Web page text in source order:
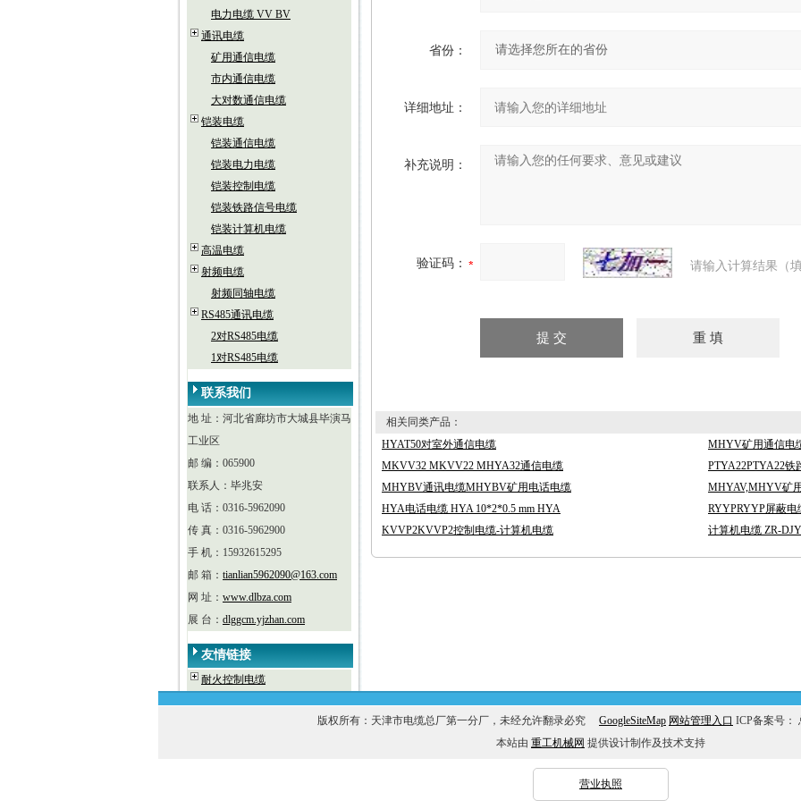
电力电缆 VV BV
通讯电缆
矿用通信电缆
市内通信电缆
大对数通信电缆
铠装电缆
铠装通信电缆
铠装电力电缆
铠装控制电缆
铠装铁路信号电缆
铠装计算机电缆
高温电缆
射频电缆
射频同轴电缆
RS485通讯电缆
2对RS485电缆
1对RS485电缆
联系我们
地 址：河北省廊坊市大城县毕演马
工业区
邮 编：065900
联系人：毕兆安
电 话：0316-5962090
传 真：0316-5962900
手 机：15932615295
邮 箱： tianlian5962090@163.com
网 址： www.dlbza.com
展 台： dlggcm.yjzhan.com
友情链接
耐火控制电缆
省份：
详细地址：
补充说明：
验证码： 请输入计算结果（
相关同类产品：
HYAT50对室外通信电缆
MHYV矿用通信电
MKVV32 MKVV22 MHYA32通信电缆
PTYA22PTYA22
MHYBV通讯电缆MHYBV矿用电话电缆
MHYAV,MHYV矿
HYA电话电缆 HYA 10*2*0.5 mm HYA
RYYPRYYP屏蔽电
KVVP2KVVP2控制电缆-计算机电缆
计算机电缆 ZR-
版权所有：天津市电缆总厂第一分厂，未经允许翻录必究 GoogleSiteMap 网站管理入口 ICP备案号：
本站由 重工机械网 提供设计制作及技术支持
营业执照